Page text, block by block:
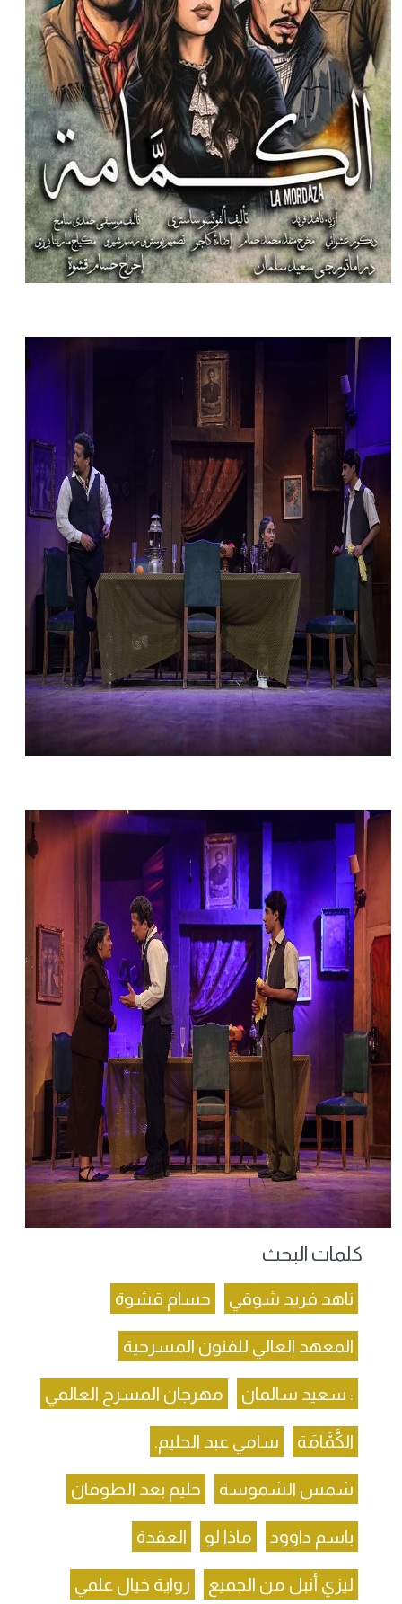
كلمات البحث
ناهد فريد شوقي حسام قشوة
المعهد العالي للفنون المسرحية
: سعيد سالمان مهرجان المسرح العالمي
الكَّمَّامَة سامي عبد الحليم.
شمس الشموسة حليم بعد الطوفان
باسم داوود ماذا لو العقدة
ليزي أنبل من الجميع رواية خيال علمي